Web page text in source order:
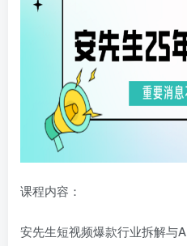
课程内容：
安先生短视频爆款行业拆解与